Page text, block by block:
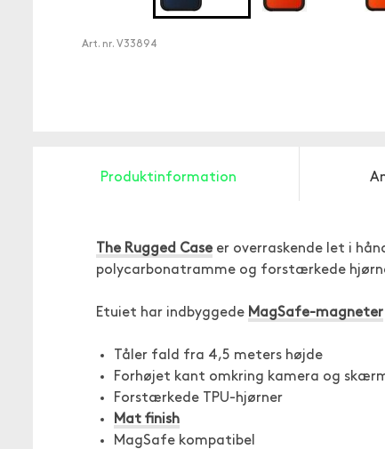
Art. nr. V33894
Produktinformation
The Rugged Case er overraskende let i
polycarbonatramme og forstærkede
Etuiet har indbyggede MagSafe-magneter
Tåler fald fra 4,5 meters højde
Forhøjet kant omkring kamera og
Forstærkede TPU-hjørner
Mat finish
MagSafe kompatibel